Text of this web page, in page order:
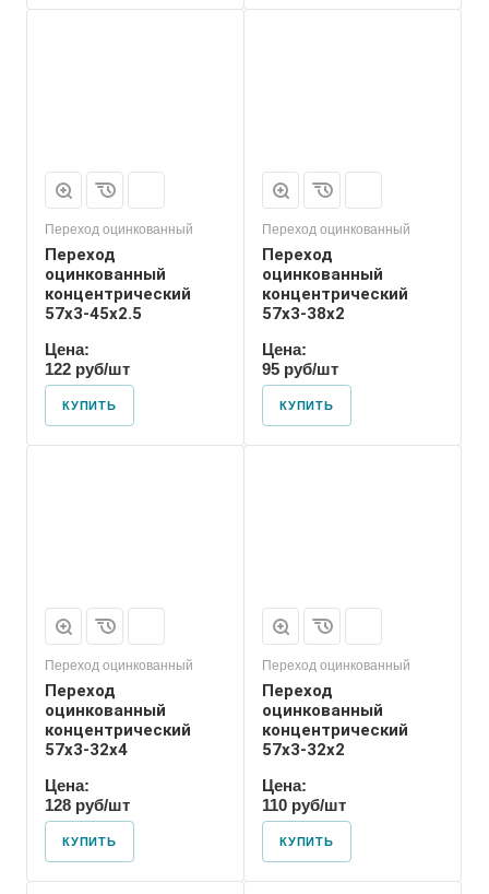
Переход оцинкованный
Переход
оцинкованный
концентрический
57х3-45х2.5
Цена:
122 руб/шт
КУПИТЬ
Переход оцинкованный
Переход
оцинкованный
концентрический
57х3-38х2
Цена:
95 руб/шт
КУПИТЬ
Переход оцинкованный
Переход
оцинкованный
концентрический
57х3-32х4
Цена:
128 руб/шт
КУПИТЬ
Переход оцинкованный
Переход
оцинкованный
концентрический
57х3-32х2
Цена:
110 руб/шт
КУПИТЬ